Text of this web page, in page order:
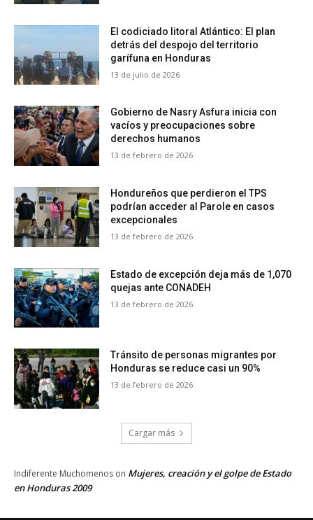
El codiciado litoral Atlántico: El plan
detrás del despojo del territorio
garífuna en Honduras
13 de julio de 2026
Gobierno de Nasry Asfura inicia con
vacíos y preocupaciones sobre
derechos humanos
13 de febrero de 2026
Hondureños que perdieron el TPS
podrían acceder al Parole en casos
excepcionales
13 de febrero de 2026
Estado de excepción deja más de 1,070
quejas ante CONADEH
13 de febrero de 2026
Tránsito de personas migrantes por
Honduras se reduce casi un 90%
13 de febrero de 2026
Cargar más
Indiferente Muchomenos on Mujeres, creación y el golpe de Estado
en Honduras 2009